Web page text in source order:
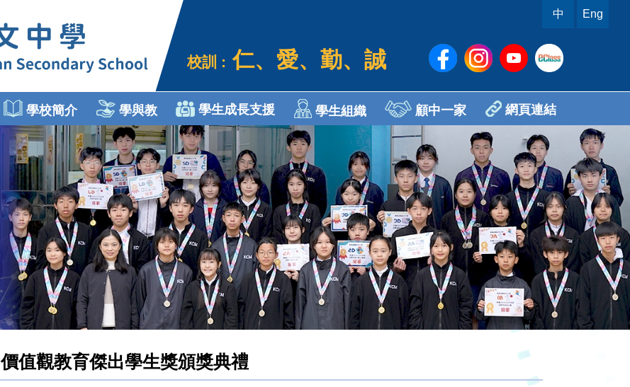
中 Eng
校訓 : 仁、愛、勤、誠
學校簡介 學與教 學生成長支援 學生組織 顧中一家 網頁連結
價值觀教育傑出學生獎頒獎典禮